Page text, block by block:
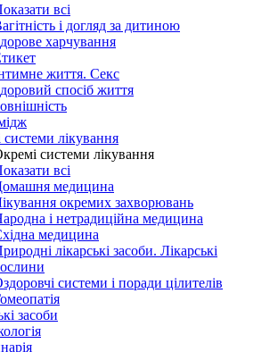
всі
і догляд за дитиною
харчування
життя. Секс
спосіб життя
лікування
системи лікування
всі
медицина
окремих захворювань
і нетрадиційна медицина
медицина
лікарські засоби. Лікарські
системи і поради цілителів
засоби